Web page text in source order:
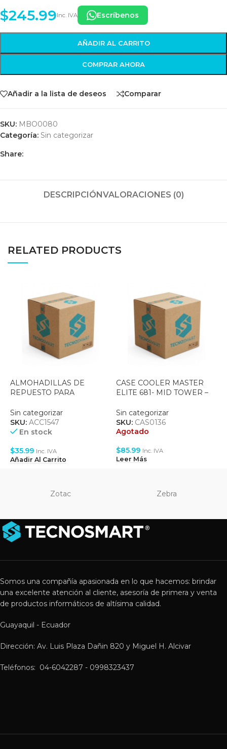
$245.99Inc. IVA Escríbenos
AÑADIR AL CARRITO
COMPRAR AHORA
Añadir a la lista de deseos Comparar
SKU: MBO0080
Categoría: Sin categorizar
Share:
DESCRIPCIÓNVALORACIONES (0)
RELATED PRODUCTS
ALMOHADILLAS DE
REPUESTO PARA
G433/G935/G533/G332 –
BLACK
Sin categorizar
SKU: ACC1547
En stock
$35.99 Inc. IVA
Añadir Al Carrito
CASE COOLER MASTER
ELITE 681- MID TOWER –
3X120MM ARGB – BLACK
(E681-KHNN-S00)
Sin categorizar
SKU: CAS0136
Agotado
$85.99 Inc. IVA
Leer Más
Zotac Zebra
Somos una compañía apasionada en lo que hacemos: brindar
una excelente atención al cliente, asesoría de primera y venta
de productos informáticos de altísima calidad.
Guayaquil - Ecuador
Dirección: Av. Luis Plaza Dañin 820 y Miguel H. Alcivar
Teléfonos: 04-6042287 - 0998323437